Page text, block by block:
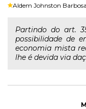
Aldem Johnston
Partindo do art.
possibilidade de
economia mista
lhe é devida via